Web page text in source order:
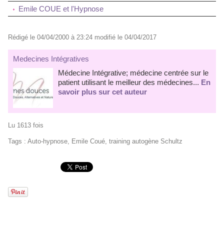
Emile COUE et l'Hypnose
Rédigé le 04/04/2000 à 23:24 modifié le 04/04/2017
Medecines Intégratives
Médecine Intégrative; médecine centrée sur le
patient utilisant le meilleur des médecines... En
savoir plus sur cet auteur
Lu 1613 fois
Tags : Auto-hypnose, Emile Coué, training autogène Schultz